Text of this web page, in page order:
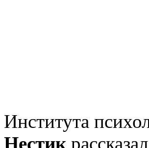
Института
Нестик